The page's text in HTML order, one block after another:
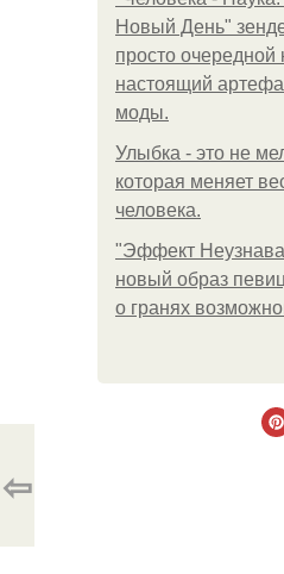
Новый День"
просто очередной
настоящий
моды.
Улыбка - это не
которая меняет
человека.
"Эффект
новый образ
о гранях
⇦